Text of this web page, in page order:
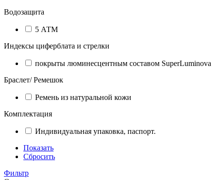
Водозащита
5 АТМ
Индексы циферблата и стрелки
покрыты люминесцентным составом SuperLuminova
Браслет/ Ремешок
Ремень из натуральной кожи
Комплектация
Индивидуальная упаковка, паспорт.
Показать
Сбросить
Фильтр